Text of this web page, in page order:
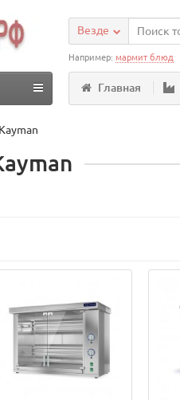
Везде
Например:мармит блюд
Главная
Kayman